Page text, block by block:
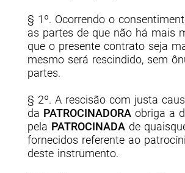
§ 1º. Ocorrendo o
as partes de que não há mais
que o presente contrato seja
mesmo será rescindido, sem
partes.
§ 2º. A rescisão com justa
da PATROCINADORAobriga a
pela PATROCINADAde
fornecidos referente ao
deste instrumento.